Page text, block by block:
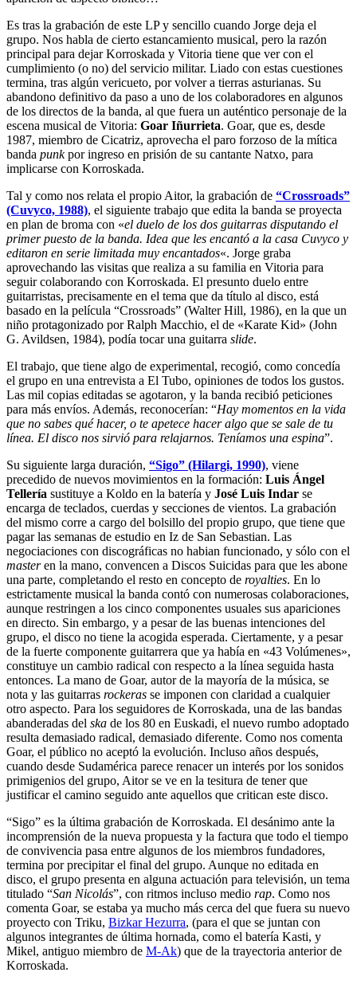
Es tras la grabación de este LP y sencillo cuando Jorge deja el
grupo. Nos habla de cierto estancamiento musical, pero la razón
principal para dejar Korroskada y Vitoria tiene que ver con el
cumplimiento (o no) del servicio militar. Liado con estas cuestiones
termina, tras algún vericueto, por volver a tierras asturianas. Su
abandono definitivo da paso a uno de los colaboradores en algunos
de los directos de la banda, al que fuera un auténtico personaje de la
escena musical de Vitoria: Goar Iñurrieta. Goar, que es, desde
1987, miembro de Cicatriz, aprovecha el paro forzoso de la mítica
banda punkpor ingreso en prisión de su cantante Natxo, para
implicarse con Korroskada.
Tal y como nos relata el propio Aitor, la grabación de “Crossroads”
(Cuvyco, 1988), el siguiente trabajo que edita la banda se proyecta
en plan de broma con «el duelo de los dos guitarras disputando el
primer puesto de la banda. Idea que les encantó a la casa Cuvyco y
editaron en serie limitada muy encantados«. Jorge graba
aprovechando las visitas que realiza a su familia en Vitoria para
seguir colaborando con Korroskada. El presunto duelo entre
guitarristas, precisamente en el tema que da título al disco, está
basado en la película “Crossroads” (Walter Hill, 1986), en la que un
niño protagonizado por Ralph Macchio, el de «Karate Kid» (John
G. Avildsen, 1984), podía tocar una guitarra slide.
El trabajo, que tiene algo de experimental, recogió, como concedía
el grupo en una entrevista a El Tubo, opiniones de todos los gustos.
Las mil copias editadas se agotaron, y la banda recibió peticiones
para más envíos. Además, reconocerían: “Hay momentos en la vida
que no sabes qué hacer, o te apetece hacer algo que se sale de tu
línea. El disco nos sirvió para relajarnos. Teníamos una espina”.
Su siguiente larga duración, “Sigo” (Hilargi, 1990), viene
precedido de nuevos movimientos en la formación: Luis Ángel
Tellería sustituye a Koldo en la batería y José Luis Indar se
encarga de teclados, cuerdas y secciones de vientos. La grabación
del mismo corre a cargo del bolsillo del propio grupo, que tiene que
pagar las semanas de estudio en Iz de San Sebastian. Las
negociaciones con discográficas no habian funcionado, y sólo con el
masteren la mano, convencen a Discos Suicidas para que les abone
una parte, completando el resto en concepto de royalties. En lo
estrictamente musical la banda contó con numerosas colaboraciones,
aunque restringen a los cinco componentes usuales sus apariciones
en directo. Sin embargo, y a pesar de las buenas intenciones del
grupo, el disco no tiene la acogida esperada. Ciertamente, y a pesar
de la fuerte componente guitarrera que ya había en «43 Volúmenes»,
constituye un cambio radical con respecto a la línea seguida hasta
entonces. La mano de Goar, autor de la mayoría de la música, se
nota y las guitarras rockeras se imponen con claridad a cualquier
otro aspecto. Para los seguidores de Korroskada, una de las bandas
abanderadas del ska de los 80 en Euskadi, el nuevo rumbo adoptado
resulta demasiado radical, demasiado diferente. Como nos comenta
Goar, el público no aceptó la evolución. Incluso años después,
cuando desde Sudamérica parece renacer un interés por los sonidos
primigenios del grupo, Aitor se ve en la tesitura de tener que
justificar el camino seguido ante aquellos que critican este disco.
“Sigo” es la última grabación de Korroskada. El desánimo ante la
incomprensión de la nueva propuesta y la factura que todo el tiempo
de convivencia pasa entre algunos de los miembros fundadores,
termina por precipitar el final del grupo. Aunque no editada en
disco, el grupo presenta en alguna actuación para televisión, un tema
titulado “San Nicolás”, con ritmos incluso medio rap. Como nos
comenta Goar, se estaba ya mucho más cerca del que fuera su nuevo
proyecto con Triku, Bizkar Hezurra, (para el que se juntan con
algunos integrantes de última hornada, como el batería Kasti, y
Mikel, antiguo miembro de M-Ak) que de la trayectoria anterior de
Korroskada.